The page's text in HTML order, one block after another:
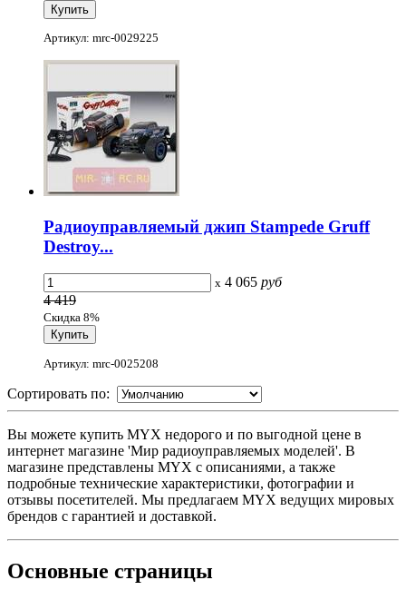
Артикул: mrc-0029225
Радиоуправляемый джип Stampede Gruff
Destroy...
x 4 065 руб
4 419
Скидка 8%
Артикул: mrc-0025208
Сортировать по:
Вы можете купить MYX недорого и по выгодной цене в
интернет магазине 'Мир радиоуправляемых моделей'. В
магазине представлены MYX с описаниями, а также
подробные технические характеристики, фотографии и
отзывы посетителей. Мы предлагаем MYX ведущих мировых
брендов с гарантией и доставкой.
Основные страницы